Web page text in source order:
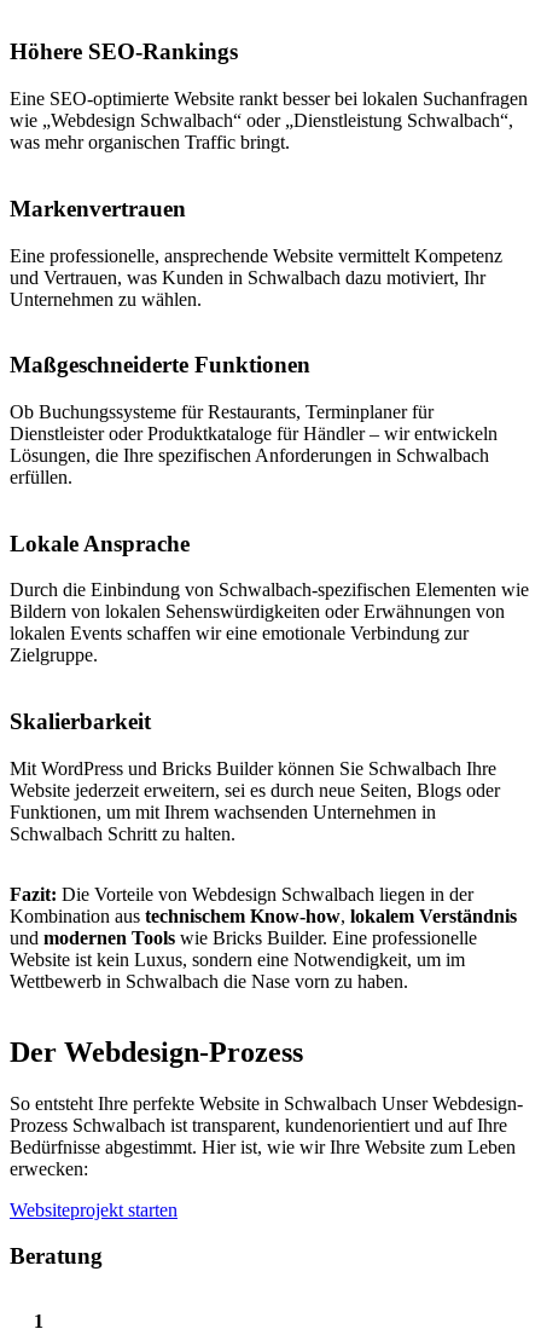
Höhere SEO-Rankings
Eine SEO-optimierte Website rankt besser bei lokalen Suchanfragen
wie „Webdesign Schwalbach“ oder „Dienstleistung Schwalbach“,
was mehr organischen Traffic bringt.
Markenvertrauen
Eine professionelle, ansprechende Website vermittelt Kompetenz
und Vertrauen, was Kunden in Schwalbach dazu motiviert, Ihr
Unternehmen zu wählen.
Maßgeschneiderte Funktionen
Ob Buchungssysteme für Restaurants, Terminplaner für
Dienstleister oder Produktkataloge für Händler – wir entwickeln
Lösungen, die Ihre spezifischen Anforderungen in Schwalbach
erfüllen.
Lokale Ansprache
Durch die Einbindung von Schwalbach-spezifischen Elementen wie
Bildern von lokalen Sehenswürdigkeiten oder Erwähnungen von
lokalen Events schaffen wir eine emotionale Verbindung zur
Zielgruppe.
Skalierbarkeit
Mit WordPress und Bricks Builder können Sie Schwalbach Ihre
Website jederzeit erweitern, sei es durch neue Seiten, Blogs oder
Funktionen, um mit Ihrem wachsenden Unternehmen in
Schwalbach Schritt zu halten.
Fazit: Die Vorteile von Webdesign Schwalbach liegen in der
Kombination aus technischem Know-how, lokalem Verständnis
und modernen Tools wie Bricks Builder. Eine professionelle
Website ist kein Luxus, sondern eine Notwendigkeit, um im
Wettbewerb in Schwalbach die Nase vorn zu haben.
Der Webdesign-Prozess
So entsteht Ihre perfekte Website in Schwalbach Unser Webdesign-
Prozess Schwalbach ist transparent, kundenorientiert und auf Ihre
Bedürfnisse abgestimmt. Hier ist, wie wir Ihre Website zum Leben
erwecken:
Websiteprojekt starten
Beratung